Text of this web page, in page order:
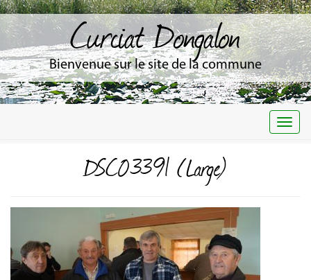
Curciat Dongalon
Bienvenue sur le site de la commune
DSC03391 (Large)